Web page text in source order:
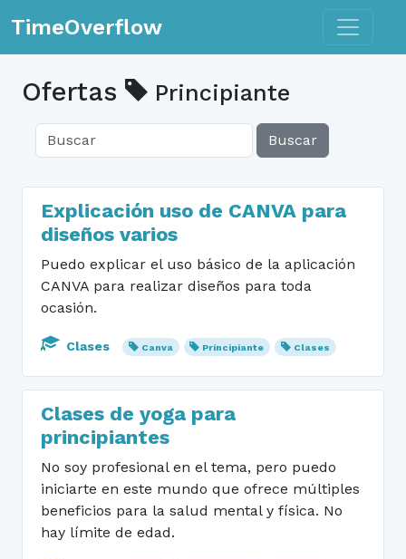
TimeOverflow Toggle
Ofertas Principiante
Buscar
Explicación uso de CANVA para
diseños varios
Puedo explicar el uso básico de la aplicación
CANVA para realizar diseños para toda
ocasión.
Clases Canva Principiante Clases
Clases de yoga para
principiantes
No soy profesional en el tema, pero puedo
iniciarte en este mundo que ofrece múltiples
beneficios para la salud mental y física. No
hay límite de edad.